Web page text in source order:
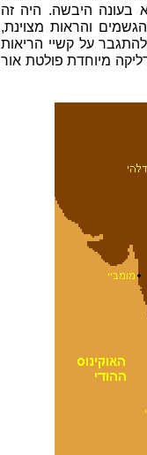
היבשה. היה זה
הגשמים והראות מצוינת,
על קשיי הריאות
מיוחדת פולטת אור